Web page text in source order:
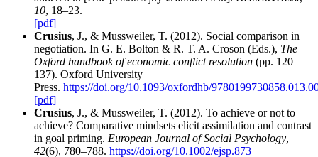
10, 18–23.
[pdf]
Crusius, J., & Mussweiler, T. (2012). Social comparison in
negotiation. In G. E. Bolton & R. T. A. Croson (Eds.), The
Oxford handbook of economic conflict resolution (pp. 120–
137). Oxford University
Press. https://doi.org/10.1093/oxfordhb/
[pdf]
Crusius, J., & Mussweiler, T. (2012). To achieve or not to
achieve? Comparative mindsets elicit assimilation and contrast
in goal priming. European Journal of Social Psychology,
42(6), 780–788. https://doi.org/10.1002/ejsp.873